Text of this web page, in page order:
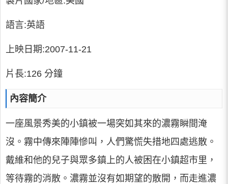
語言:英語
上映日期:2007-11-21
片長:126 分鐘
內容簡介
一座風景秀美的小鎮被一場突如其來的濃霧瞬間淹
沒。霧中傳來陣陣慘叫，人們驚慌失措地四處逃散。
戴維和他的兒子與眾多鎮上的人被困在小鎮超市里，
等待霧的消散。濃霧並沒有如期望的散開，而走進濃